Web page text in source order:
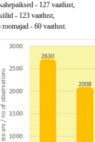
- 127 vaatlust,
- 123 vaatlust,
roomajad - 60 vaatlust.